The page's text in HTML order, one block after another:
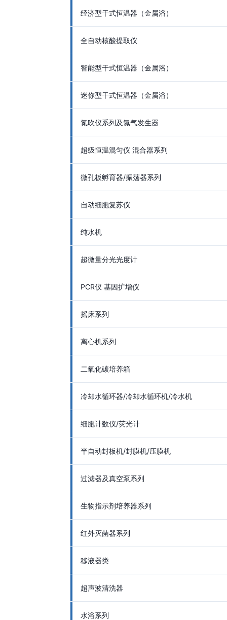
经济型干式恒温器（金属浴）
全自动核酸提取仪
智能型干式恒温器（金属浴）
迷你型干式恒温器（金属浴）
氮吹仪系列及氮气发生器
超级恒温混匀仪 混合器系列
微孔板孵育器/振荡器系列
自动细胞复苏仪
纯水机
超微量分光光度计
PCR仪 基因扩增仪
摇床系列
离心机系列
二氧化碳培养箱
冷却水循环器/冷却水循环机/冷水机
细胞计数仪/荧光计
半自动封板机/封膜机/压膜机
过滤器及真空泵系列
生物指示剂培养器系列
红外灭菌器系列
移液器类
超声波清洗器
水浴系列